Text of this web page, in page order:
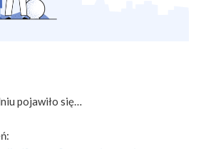
pojawiło się…